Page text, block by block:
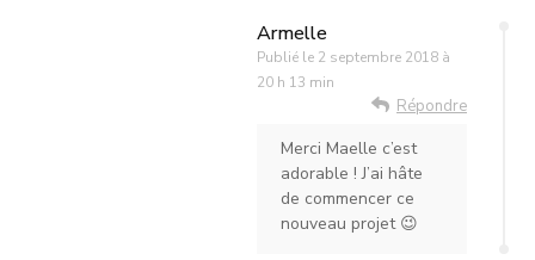
Armelle
Publié le 2 septembre 2018 à
20 h 13 min
Répondre
Merci Maelle c’est
adorable ! J’ai hâte
de commencer ce
nouveau projet 😉